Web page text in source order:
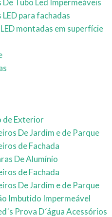
De Tubo Led Impermeáveis
LED para fachadas
montadas em superfície
de Exterior
De Jardim e de Parque
de Fachada
De Alumínio
de Fachada
De Jardim e de Parque
Imbutido Impermeável
Prova D´água Acessórios